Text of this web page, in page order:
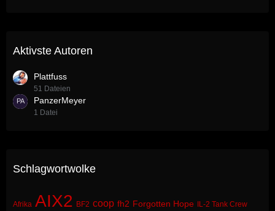
Aktivste Autoren
Plattfuss
51 Dateien
PanzerMeyer
1 Datei
Schlagwortwolke
Afrika AIX2 BF2 coop fh2 Forgotten Hope
IL-2 Tank Crew